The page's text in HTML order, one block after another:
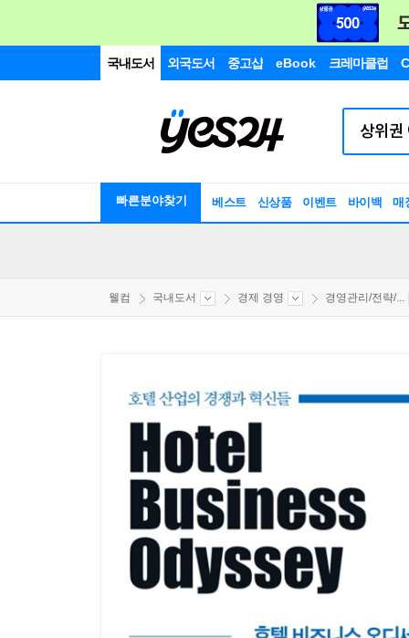
국내도서 외국도서 중고샵 eBook 크레마클럽
빠른분야찾기 베스트 신상품 이벤트 바이백 매
웰컴 국내도서 경제 경영 경영관리/전략/...